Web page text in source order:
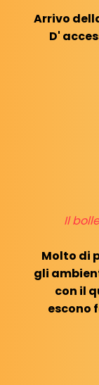
Arrivo
D'
Il
Molto di
gli
con il
escono